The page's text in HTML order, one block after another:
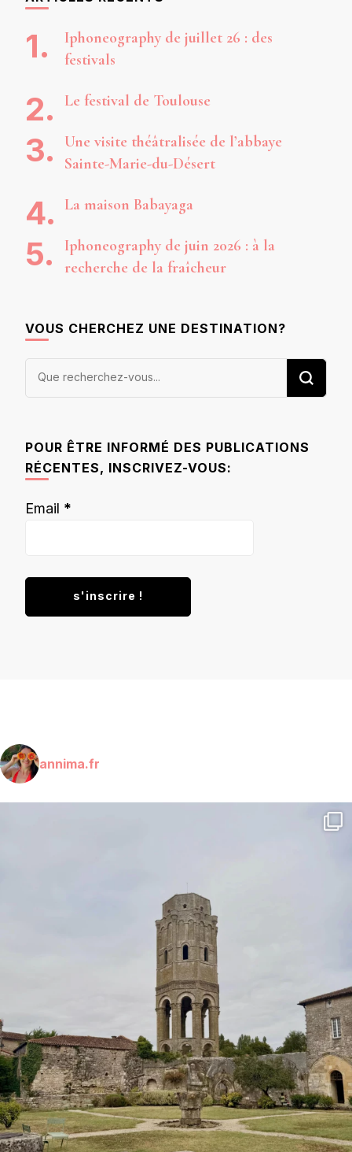
Iphoneography de juillet 26 : des
festivals
Le festival de Toulouse
Une visite théâtralisée de l’abbaye
Sainte-Marie-du-Désert
La maison Babayaga
Iphoneography de juin 2026 : à la
recherche de la fraîcheur
VOUS CHERCHEZ UNE DESTINATION?
Vous
POUR ÊTRE INFORMÉ DES PUBLICATIONS
RÉCENTES, INSCRIVEZ-VOUS:
Email *
annima.fr